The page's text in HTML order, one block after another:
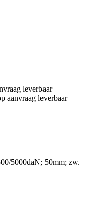
leverbaar
aanvraag leverbaar
5000daN; 50mm; zw.